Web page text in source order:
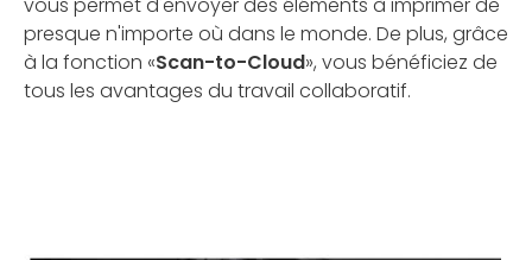
vous permet d'envoyer des éléments à imprimer de
presque n'importe où dans le monde. De plus, grâce
à la fonction «Scan-to-Cloud», vous bénéficiez de
tous les avantages du travail collaboratif.